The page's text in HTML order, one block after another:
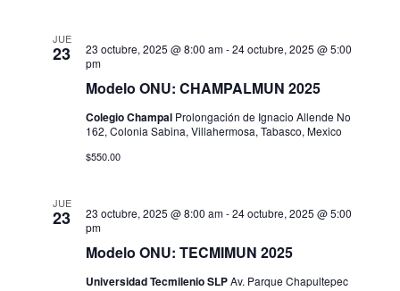
e
E
v
n
o
JUE
23
Modelo ONU: CHAMPALMUN 2025
23 octubre, 2025 @ 8:00 am-24 octubre, 2025 @ 5:00
pm
Colegio Champal Prolongación de Ignacio Allende No
162, Colonia Sabina, Villahermosa, Tabasco, Mexico
$550.00
JUE
23
Modelo ONU: TECMIMUN 2025
23 octubre, 2025 @ 8:00 am-24 octubre, 2025 @ 5:00
pm
Universidad Tecmilenio SLPAv. Parque Chapultepec